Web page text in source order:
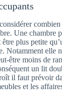
combien
Une chambre
plus petite
Notamment elle
être moins de
un lit
il faut prévoir
et les